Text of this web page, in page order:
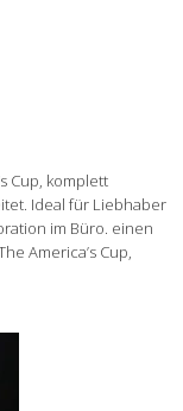
Cup, komplett
Ideal für Liebhaber
im Büro. einen
America’s Cup,